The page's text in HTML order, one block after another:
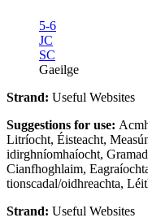
5-6
JC
SC
Gaeilge
Strand: Useful Websites
Suggestions for use:
Litríocht, Éisteacht,
idirghníomhaíocht,
Cianfhoghlaim,
tionscadal/oidhreachta,
Strand: Useful Websites